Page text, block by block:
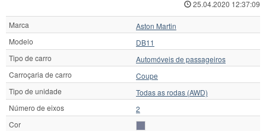
25.04.2020 12:37:09
Marca
Aston Martin
Modelo
DB11
Tipo de carro
Automóveis de passageiros
Carroçaria de carro
Coupe
Tipo de unidade
Todas as rodas (AWD)
Número de eixos
2
Cor